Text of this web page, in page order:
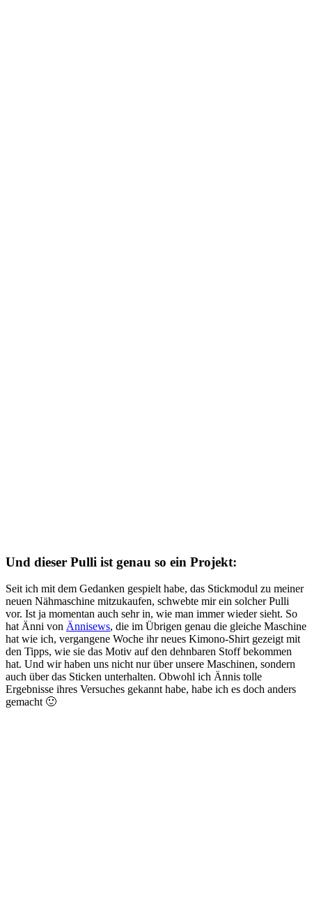
Und dieser Pulli ist genau so ein Projekt:
Seit ich mit dem Gedanken gespielt habe, das Stickmodul zu meiner
neuen Nähmaschine mitzukaufen, schwebte mir ein solcher Pulli
vor. Ist ja momentan auch sehr in, wie man immer wieder sieht. So
hat Änni von Ännisews, die im Übrigen genau die gleiche Maschine
hat wie ich, vergangene Woche ihr neues Kimono-Shirt gezeigt mit
den Tipps, wie sie das Motiv auf den dehnbaren Stoff bekommen
hat. Und wir haben uns nicht nur über unsere Maschinen, sondern
auch über das Sticken unterhalten. Obwohl ich Ännis tolle
Ergebnisse ihres Versuches gekannt habe, habe ich es doch anders
gemacht 🙂